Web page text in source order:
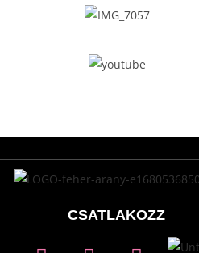
CSATLAKOZZ